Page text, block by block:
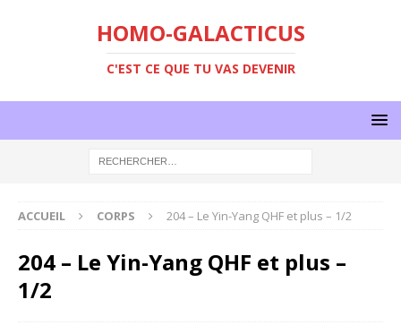
HOMO-GALACTICUS
C'EST CE QUE TU VAS DEVENIR
ACCUEIL CORPS 204 – Le Yin-Yang QHF et plus – 1/2
204 – Le Yin-Yang QHF et plus –
1/2